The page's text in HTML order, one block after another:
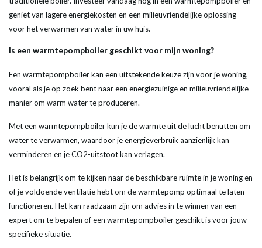
geniet van lagere energiekosten en een milieuvriendelijke oplossing
voor het verwarmen van waterin uw huis.
Is een warmtepompboiler geschikt voor mijn woning?
Een warmtepompboilerkan een uitstekende keuze zijn voor je woning,
vooral als je op zoek bent naar een energiezuinige en milieuvriendelijke
manier om warm waterte produceren.
Met een warmtepompboilerkun je dewarmteuit deluchtbenutten om
waterte verwarmen, waardoor je energieverbruik aanzienlijk kan
verminderen en je CO2-uitstoot kan verlagen.
Het is belangrijk om te kijken naar de beschikbare ruimte in je woning en
of je voldoende ventilatie hebt om dewarmtepomp optimaal te laten
functioneren. Het kan raadzaam zijn om advies in te winnen van een
expert om te bepalen of een warmtepompboiler geschikt is voor jouw
specifieke situatie.